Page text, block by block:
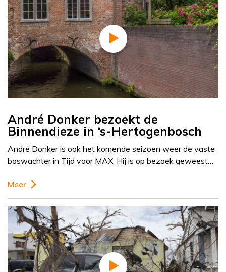
André Donker bezoekt de
Binnendieze in ‘s-Hertogenbosch
André Donker is ook het komende seizoen weer de vaste
boswachter in Tijd voor MAX. Hij is op bezoek geweest…
Meer